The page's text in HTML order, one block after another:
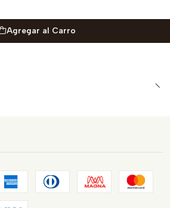
Agregar al Carro